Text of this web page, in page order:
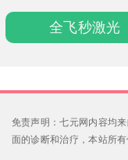
全飞秒激光
免责声明：七元网内容均
面的诊断和治疗，本站所